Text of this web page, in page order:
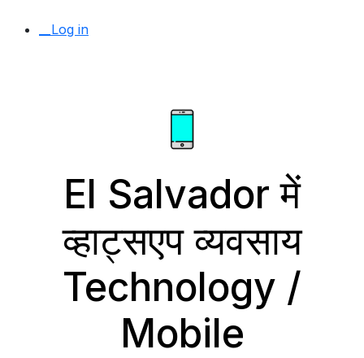
__Log in
El Salvador में
व्हाट्सएप व्यवसाय
Technology /
Mobile